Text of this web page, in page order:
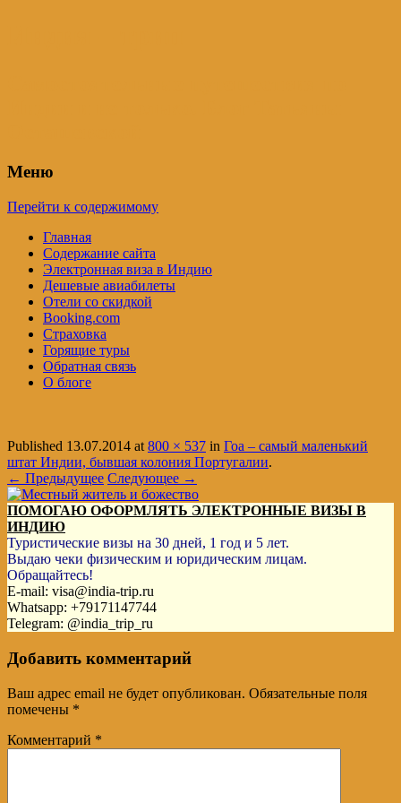
Меню
Перейти к содержимому
Главная
Содержание сайта
Электронная виза в Индию
Дешевые авиабилеты
Отели со скидкой
Booking.com
Страховка
Горящие туры
Обратная связь
О блоге
Published 13.07.2014 at800 × 537 in Гоа – самый маленький
штат Индии, бывшая колония Португалии.
← Предыдущее Следующее →
ПОМОГАЮ ОФОРМЛЯТЬ ЭЛЕКТРОННЫЕ ВИЗЫ В
ИНДИЮ
Туристические визы на 30 дней, 1 год и 5 лет.
Выдаю чеки физическим и юридическим лицам.
Обращайтесь!
E-mail: visa@india-trip.ru
Whatsapp: +79171147744
Telegram: @india_trip_ru
Добавить комментарий
Ваш адрес email не будет опубликован. Обязательные поля
помечены *
Комментарий *